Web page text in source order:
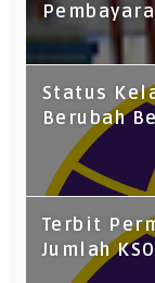
Status
Berubah
Terbit
Jumlah